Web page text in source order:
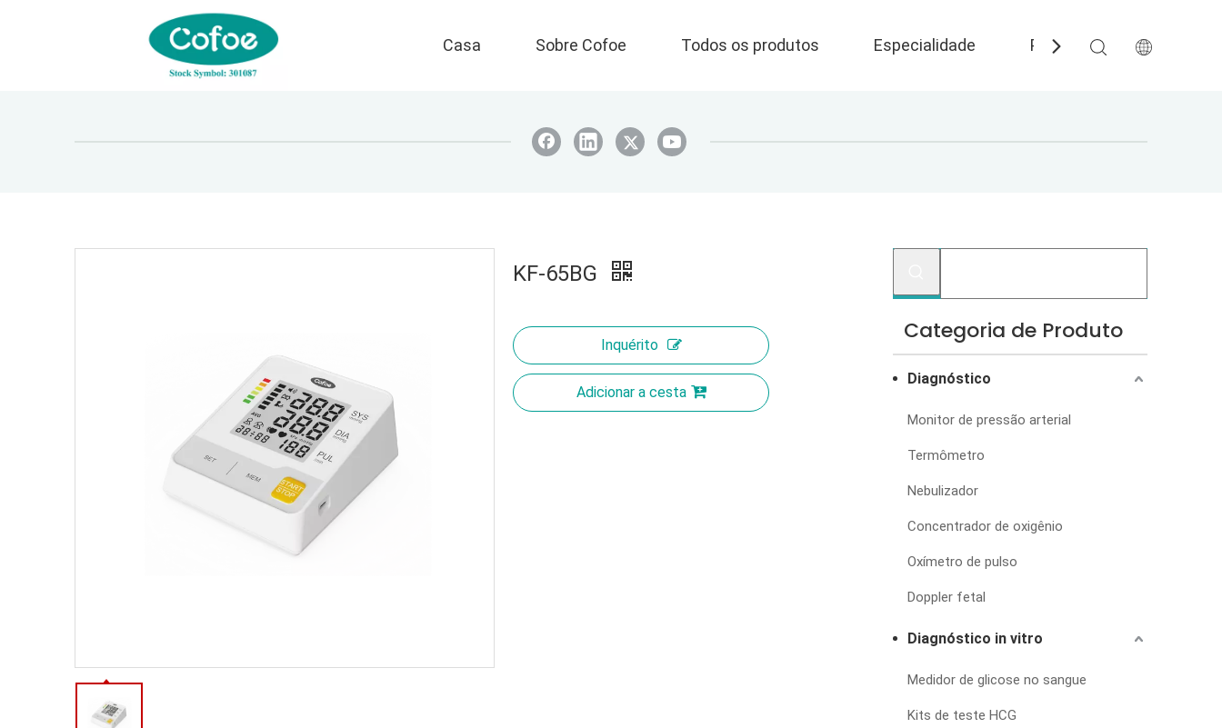
Casa Sobre Cofoe Todos os produtos Especialidade Perguntas frequentes
KF-65BG
Inquérito
Adicionar a cesta
Categoria de Produto
Diagnóstico
Monitor de pressão arterial
Termômetro
Nebulizador
Concentrador de oxigênio
Oxímetro de pulso
Doppler fetal
Diagnóstico in vitro
Medidor de glicose no sangue
Kits de teste HCG